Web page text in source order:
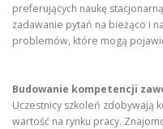
preferujących naukę
zadawanie pytań na bieżąco i
problemów, które mogą
Budowanie kompetencji
Uczestnicy szkoleń zdobywają
wartość na rynku pracy.